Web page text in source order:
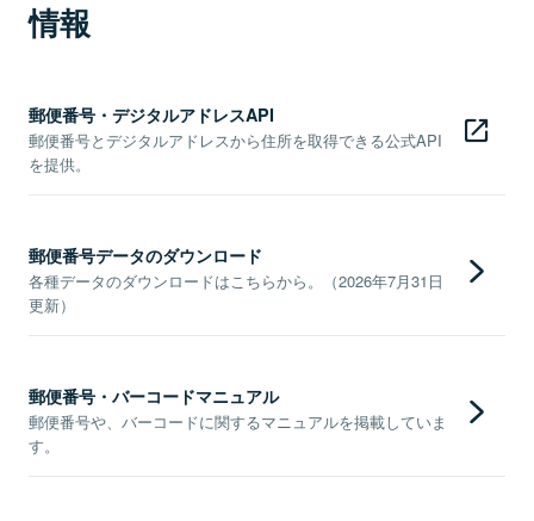
情報
郵便番号・デジタルアドレスAPI
郵便番号とデジタルアドレスから住所を取得できる公式API
を提供。
郵便番号データのダウンロード
各種データのダウンロードはこちらから。（2026年7月31日
更新）
郵便番号・バーコードマニュアル
郵便番号や、バーコードに関するマニュアルを掲載していま
す。